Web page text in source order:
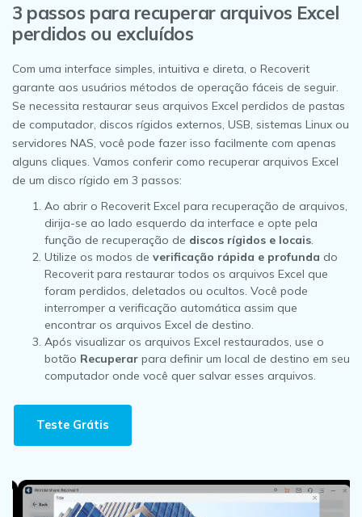
3 passos para recuperar arquivos Excel
perdidos ou excluídos
Com uma interface simples, intuitiva e direta, o Recoverit
garante aos usuários métodos de operação fáceis de seguir.
Se necessita restaurar seus arquivos Excel perdidos de pastas
de computador, discos rígidos externos, USB, sistemas Linux ou
servidores NAS, você pode fazer isso facilmente com apenas
alguns cliques. Vamos conferir como recuperar arquivos Excel
de um disco rígido em 3 passos:
Ao abrir o Recoverit Excel para recuperação de arquivos,
dirija-se ao lado esquerdo da interface e opte pela
função de recuperação de discos rígidos e locais.
Utilize os modos de verificação rápida e profunda do
Recoverit para restaurar todos os arquivos Excel que
foram perdidos, deletados ou ocultos. Você pode
interromper a verificação automática assim que
encontrar os arquivos Excel de destino.
Após visualizar os arquivos Excel restaurados, use o
botão Recuperar para definir um local de destino em seu
computador onde você quer salvar esses arquivos.
Teste Grátis